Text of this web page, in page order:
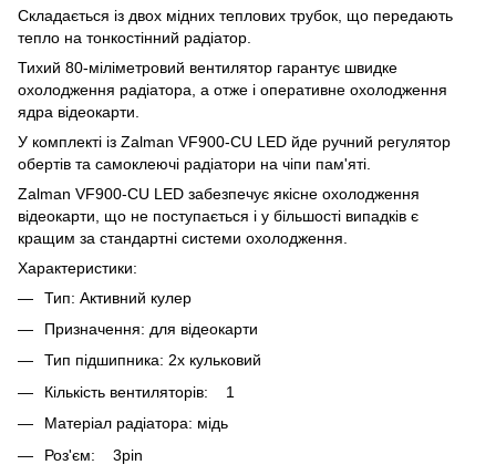
Складається із двох мідних теплових трубок, що передають
тепло на тонкостінний радіатор.
Тихий 80-міліметровий вентилятор гарантує швидке
охолодження радіатора, а отже і оперативне охолодження
ядра відеокарти.
У комплекті із Zalman VF900-CU LED йде ручний регулятор
обертів та самоклеючі радіатори на чіпи пам'яті.
Zalman VF900-CU LED забезпечує якісне охолодження
відеокарти, що не поступається і у більшості випадків є
кращим за стандартні системи охолодження.
Характеристики:
Тип: Активний кулер
Призначення: для відеокарти
Тип підшипника: 2x кульковий
Кількість вентиляторів: 1
Матеріал радіатора: мідь
Роз'єм: 3pin